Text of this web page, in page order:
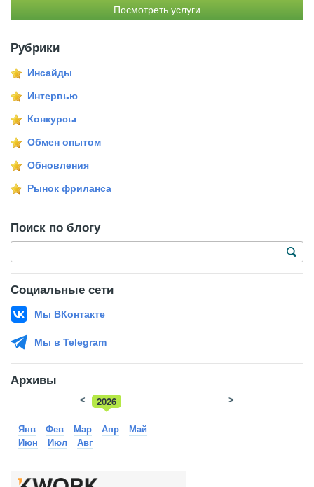
Посмотреть услуги
Рубрики
Инсайды
Интервью
Конкурсы
Обмен опытом
Обновления
Рынок фриланса
Поиск по блогу
Социальные сети
Мы ВКонтакте
Мы в Telegram
Архивы
2026
2025
< >
Янв Фев Мар Апр
Май
Июн
Июл Авг